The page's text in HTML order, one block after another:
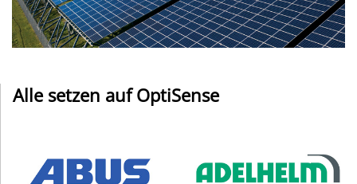
Alle setzen auf OptiSense